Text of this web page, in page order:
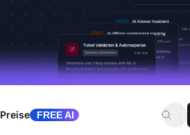
Preise FREE AI